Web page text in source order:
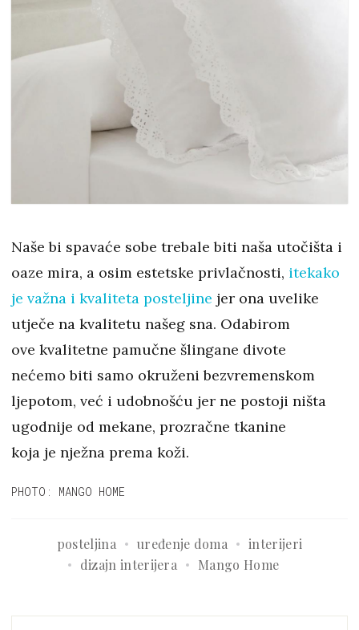
Naše bi spavaće sobe trebale biti naša utočišta i
oaze mira, a osim estetske privlačnosti, itekako
je važna i kvaliteta posteljine jer ona uvelike
utječe na kvalitetu našeg sna. Odabirom
ove kvalitetne pamučne šlingane divote
nećemo biti samo okruženi bezvremenskom
ljepotom, već i udobnošću jer ne postoji ništa
ugodnije od mekane, prozračne tkanine
koja je nježna prema koži.
PHOTO: MANGO HOME
posteljina uređenje doma
interijeri
dizajn interijera
Mango Home